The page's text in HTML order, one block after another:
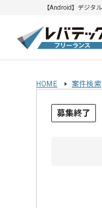
【Android】デジタ
HOME 案件検索
募集終了